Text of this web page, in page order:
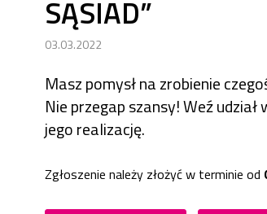
SĄSIAD”
03.03.2022
Masz pomysł na zrobienie
Nie przegap szansy! Weź
jego realizację.
Zgłoszenie należy złożyć w terminie od